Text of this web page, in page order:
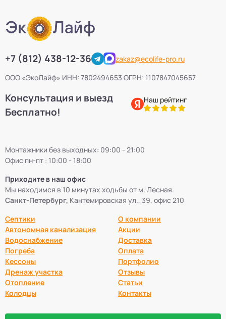
+7 (812) 438-12-36
zakaz@ecolife-pro.ru
ООО «ЭкоЛайф» ИНН: 7802494653 ОГРН: 1107847045657
Консультация и выезд
Бесплатно!
Наш рейтинг
Монтажники без выходных: 09:00 - 21:00
Офис пн-пт : 10:00 - 18:00
Приходите в наш офис
Мы находимся в 10 минутах ходьбы от м. Лесная.
Санкт-Петербург, Кантемировская ул., 39, офис 210
Септики
Автономная канализация
Водоснабжение
Погреба
Кессоны
Дренаж участка
Отопление
Колодцы
О компании
Акции
Доставка
Оплата
Портфолио
Отзывы
Статьи
Контакты